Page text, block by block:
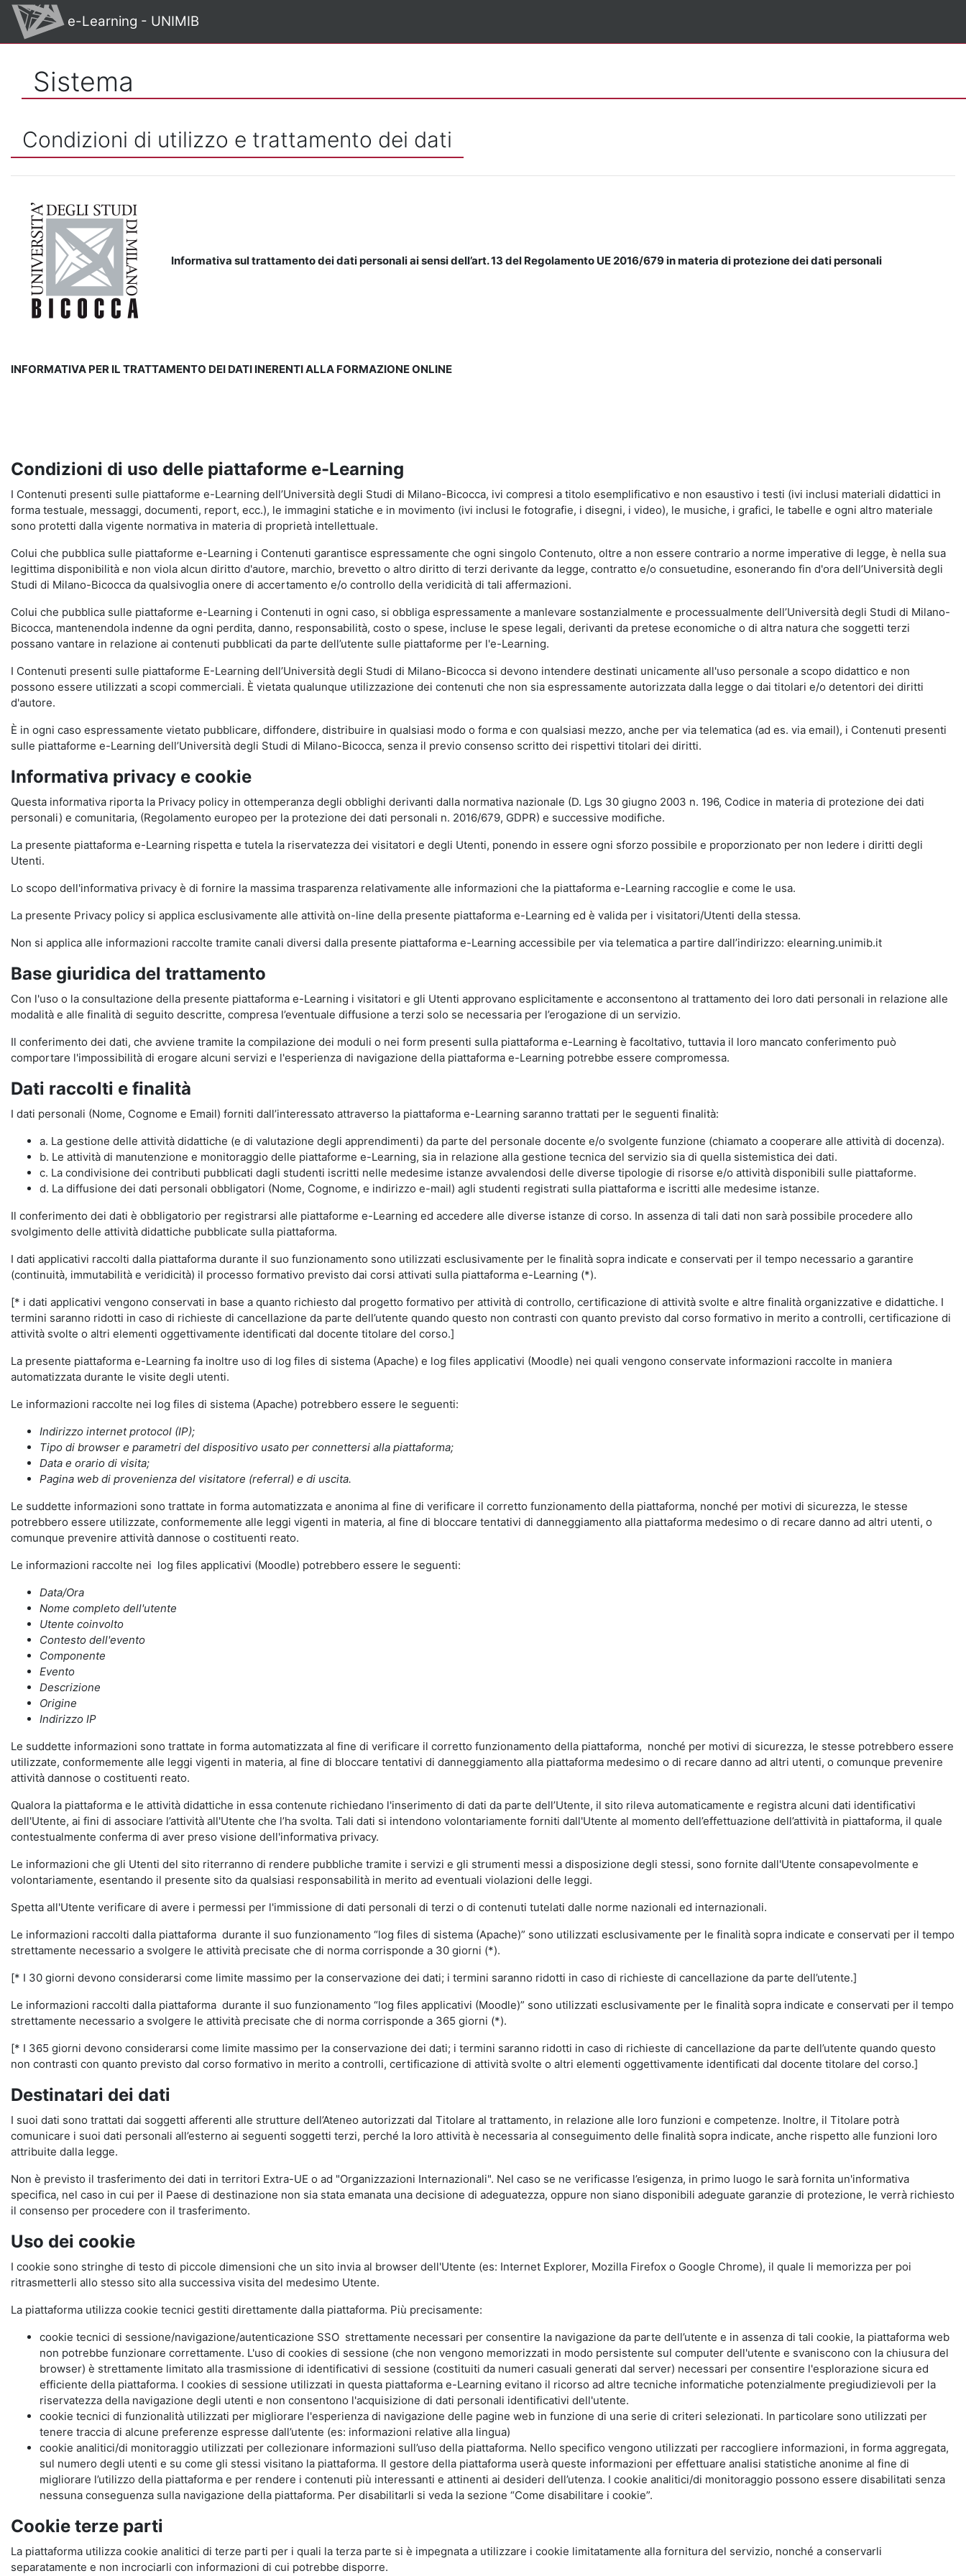
Vai al contenuto principale
e-Learning - UNIMIB
Sistema
Condizioni di utilizzo e trattamento dei dati
Informativa sul trattamento dei dati personali ai sensi dell’art. 13 del Regolamento UE 2016/679 in materia di protezione dei dati personali
INFORMATIVA PER IL TRATTAMENTO DEI DATI INERENTI ALLA FORMAZIONE ONLINE
Condizioni di uso delle piattaforme e-Learning
I Contenuti presenti sulle piattaforme e-Learning dell’Università degli Studi di Milano-Bicocca, ivi compresi a titolo esemplificativo e non esaustivo i testi (ivi inclusi materiali didattici in
forma testuale, messaggi, documenti, report, ecc.), le immagini statiche e in movimento (ivi inclusi le fotografie, i disegni, i video), le musiche, i grafici, le tabelle e ogni altro materiale
sono protetti dalla vigente normativa in materia di proprietà intellettuale.
Colui che pubblica sulle piattaforme e-Learning i Contenuti garantisce espressamente che ogni singolo Contenuto, oltre a non essere contrario a norme imperative di legge, è nella sua
legittima disponibilità e non viola alcun diritto d'autore, marchio, brevetto o altro diritto di terzi derivante da legge, contratto e/o consuetudine, esonerando fin d'ora dell’Università degli
Studi di Milano-Bicocca da qualsivoglia onere di accertamento e/o controllo della veridicità di tali affermazioni.
Colui che pubblica sulle piattaforme e-Learning i Contenuti in ogni caso, si obbliga espressamente a manlevare sostanzialmente e processualmente dell’Università degli Studi di Milano-
Bicocca, mantenendola indenne da ogni perdita, danno, responsabilità, costo o spese, incluse le spese legali, derivanti da pretese economiche o di altra natura che soggetti terzi
possano vantare in relazione ai contenuti pubblicati da parte dell’utente sulle piattaforme per l'e-Learning.
I Contenuti presenti sulle piattaforme E-Learning dell’Università degli Studi di Milano-Bicocca si devono intendere destinati unicamente all'uso personale a scopo didattico e non
possono essere utilizzati a scopi commerciali. È vietata qualunque utilizzazione dei contenuti che non sia espressamente autorizzata dalla legge o dai titolari e/o detentori dei diritti
d'autore.
È in ogni caso espressamente vietato pubblicare, diffondere, distribuire in qualsiasi modo o forma e con qualsiasi mezzo, anche per via telematica (ad es. via email), i Contenuti presenti
sulle piattaforme e-Learning dell’Università degli Studi di Milano-Bicocca, senza il previo consenso scritto dei rispettivi titolari dei diritti.
Informativa privacy e cookie
Questa informativa riporta la Privacy policy in ottemperanza degli obblighi derivanti dalla normativa nazionale (D. Lgs 30 giugno 2003 n. 196, Codice in materia di protezione dei dati
personali) e comunitaria, (Regolamento europeo per la protezione dei dati personali n. 2016/679, GDPR) e successive modifiche.
La presente piattaforma e-Learning rispetta e tutela la riservatezza dei visitatori e degli Utenti, ponendo in essere ogni sforzo possibile e proporzionato per non ledere i diritti degli
Utenti.
Lo scopo dell'informativa privacy è di fornire la massima trasparenza relativamente alle informazioni che la piattaforma e-Learning raccoglie e come le usa.
La presente Privacy policy si applica esclusivamente alle attività on-line della presente piattaforma e-Learning ed è valida per i visitatori/Utenti della stessa.
Non si applica alle informazioni raccolte tramite canali diversi dalla presente piattaforma e-Learning accessibile per via telematica a partire dall’indirizzo: elearning.unimib.it
Base giuridica del trattamento
Con l'uso o la consultazione della presente piattaforma e-Learning i visitatori e gli Utenti approvano esplicitamente e acconsentono al trattamento dei loro dati personali in relazione alle
modalità e alle finalità di seguito descritte, compresa l’eventuale diffusione a terzi solo se necessaria per l’erogazione di un servizio.
Il conferimento dei dati, che avviene tramite la compilazione dei moduli o nei form presenti sulla piattaforma e-Learning è facoltativo, tuttavia il loro mancato conferimento può
comportare l'impossibilità di erogare alcuni servizi e l'esperienza di navigazione della piattaforma e-Learning potrebbe essere compromessa.
Dati raccolti e finalità
I dati personali (Nome, Cognome e Email) forniti dall’interessato attraverso la piattaforma e-Learning saranno trattati per le seguenti finalità:
a. La gestione delle attività didattiche (e di valutazione degli apprendimenti) da parte del personale docente e/o svolgente funzione (chiamato a cooperare alle attività di docenza).
b. Le attività di manutenzione e monitoraggio delle piattaforme e-Learning, sia in relazione alla gestione tecnica del servizio sia di quella sistemistica dei dati.
c. La condivisione dei contributi pubblicati dagli studenti iscritti nelle medesime istanze avvalendosi delle diverse tipologie di risorse e/o attività disponibili sulle piattaforme.
d. La diffusione dei dati personali obbligatori (Nome, Cognome, e indirizzo e-mail) agli studenti registrati sulla piattaforma e iscritti alle medesime istanze.
Il conferimento dei dati è obbligatorio per registrarsi alle piattaforme e-Learning ed accedere alle diverse istanze di corso. In assenza di tali dati non sarà possibile procedere allo
svolgimento delle attività didattiche pubblicate sulla piattaforma.
I dati applicativi raccolti dalla piattaforma durante il suo funzionamento sono utilizzati esclusivamente per le finalità sopra indicate e conservati per il tempo necessario a garantire
(continuità, immutabilità e veridicità) il processo formativo previsto dai corsi attivati sulla piattaforma e-Learning (*).
[* i dati applicativi vengono conservati in base a quanto richiesto dal progetto formativo per attività di controllo, certificazione di attività svolte e altre finalità organizzative e didattiche. I
termini saranno ridotti in caso di richieste di cancellazione da parte dell’utente quando questo non contrasti con quanto previsto dal corso formativo in merito a controlli, certificazione di
attività svolte o altri elementi oggettivamente identificati dal docente titolare del corso.]
La presente piattaforma e-Learning fa inoltre uso di log files di sistema (Apache) e log files applicativi (Moodle) nei quali vengono conservate informazioni raccolte in maniera
automatizzata durante le visite degli utenti.
Le informazioni raccolte nei log files di sistema (Apache) potrebbero essere le seguenti:
Indirizzo internet protocol (IP);
Tipo di browser e parametri del dispositivo usato per connettersi alla piattaforma;
Data e orario di visita;
Pagina web di provenienza del visitatore (referral) e di uscita.
Le suddette informazioni sono trattate in forma automatizzata e anonima al fine di verificare il corretto funzionamento della piattaforma, nonché per motivi di sicurezza, le stesse
potrebbero essere utilizzate, conformemente alle leggi vigenti in materia, al fine di bloccare tentativi di danneggiamento alla piattaforma medesimo o di recare danno ad altri utenti, o
comunque prevenire attività dannose o costituenti reato.
Le informazioni raccolte nei log files applicativi (Moodle) potrebbero essere le seguenti:
Data/Ora
Nome completo dell'utente
Utente coinvolto
Contesto dell'evento
Componente
Evento
Descrizione
Origine
Indirizzo IP
Le suddette informazioni sono trattate in forma automatizzata al fine di verificare il corretto funzionamento della piattaforma, nonché per motivi di sicurezza, le stesse potrebbero essere
utilizzate, conformemente alle leggi vigenti in materia, al fine di bloccare tentativi di danneggiamento alla piattaforma medesimo o di recare danno ad altri utenti, o comunque prevenire
attività dannose o costituenti reato.
Qualora la piattaforma e le attività didattiche in essa contenute richiedano l'inserimento di dati da parte dell’Utente, il sito rileva automaticamente e registra alcuni dati identificativi
dell'Utente, ai fini di associare l’attività all'Utente che l’ha svolta. Tali dati si intendono volontariamente forniti dall'Utente al momento dell’effettuazione dell’attività in piattaforma, il quale
contestualmente conferma di aver preso visione dell'informativa privacy.
Le informazioni che gli Utenti del sito riterranno di rendere pubbliche tramite i servizi e gli strumenti messi a disposizione degli stessi, sono fornite dall'Utente consapevolmente e
volontariamente, esentando il presente sito da qualsiasi responsabilità in merito ad eventuali violazioni delle leggi.
Spetta all'Utente verificare di avere i permessi per l'immissione di dati personali di terzi o di contenuti tutelati dalle norme nazionali ed internazionali.
Le informazioni raccolti dalla piattaforma durante il suo funzionamento “log files di sistema (Apache)” sono utilizzati esclusivamente per le finalità sopra indicate e conservati per il tempo
strettamente necessario a svolgere le attività precisate che di norma corrisponde a 30 giorni (*).
[* I 30 giorni devono considerarsi come limite massimo per la conservazione dei dati; i termini saranno ridotti in caso di richieste di cancellazione da parte dell’utente.]
Le informazioni raccolti dalla piattaforma durante il suo funzionamento “log files applicativi (Moodle)” sono utilizzati esclusivamente per le finalità sopra indicate e conservati per il tempo
strettamente necessario a svolgere le attività precisate che di norma corrisponde a 365 giorni (*).
[* I 365 giorni devono considerarsi come limite massimo per la conservazione dei dati; i termini saranno ridotti in caso di richieste di cancellazione da parte dell’utente quando questo
non contrasti con quanto previsto dal corso formativo in merito a controlli, certificazione di attività svolte o altri elementi oggettivamente identificati dal docente titolare del corso.]
Destinatari dei dati
I suoi dati sono trattati dai soggetti afferenti alle strutture dell’Ateneo autorizzati dal Titolare al trattamento, in relazione alle loro funzioni e competenze. Inoltre, il Titolare potrà
comunicare i suoi dati personali all’esterno ai seguenti soggetti terzi, perché la loro attività è necessaria al conseguimento delle finalità sopra indicate, anche rispetto alle funzioni loro
attribuite dalla legge.
Non è previsto il trasferimento dei dati in territori Extra-UE o ad "Organizzazioni Internazionali". Nel caso se ne verificasse l’esigenza, in primo luogo le sarà fornita un'informativa
specifica, nel caso in cui per il Paese di destinazione non sia stata emanata una decisione di adeguatezza, oppure non siano disponibili adeguate garanzie di protezione, le verrà richiesto
il consenso per procedere con il trasferimento.
Uso dei cookie
I cookie sono stringhe di testo di piccole dimensioni che un sito invia al browser dell'Utente (es: Internet Explorer, Mozilla Firefox o Google Chrome), il quale li memorizza per poi
ritrasmetterli allo stesso sito alla successiva visita del medesimo Utente.
La piattaforma utilizza cookie tecnici gestiti direttamente dalla piattaforma. Più precisamente:
cookie tecnici di sessione/navigazione/autenticazione SSO strettamente necessari per consentire la navigazione da parte dell’utente e in assenza di tali cookie, la piattaforma web
non potrebbe funzionare correttamente. L'uso di cookies di sessione (che non vengono memorizzati in modo persistente sul computer dell'utente e svaniscono con la chiusura del
browser) è strettamente limitato alla trasmissione di identificativi di sessione (costituiti da numeri casuali generati dal server) necessari per consentire l'esplorazione sicura ed
efficiente della piattaforma. I cookies di sessione utilizzati in questa piattaforma e-Learning evitano il ricorso ad altre tecniche informatiche potenzialmente pregiudizievoli per la
riservatezza della navigazione degli utenti e non consentono l'acquisizione di dati personali identificativi dell'utente.
cookie tecnici di funzionalità utilizzati per migliorare l'esperienza di navigazione delle pagine web in funzione di una serie di criteri selezionati. In particolare sono utilizzati per
tenere traccia di alcune preferenze espresse dall’utente (es: informazioni relative alla lingua)
cookie analitici/di monitoraggio utilizzati per collezionare informazioni sull’uso della piattaforma. Nello specifico vengono utilizzati per raccogliere informazioni, in forma aggregata,
sul numero degli utenti e su come gli stessi visitano la piattaforma. Il gestore della piattaforma userà queste informazioni per effettuare analisi statistiche anonime al fine di
migliorare l’utilizzo della piattaforma e per rendere i contenuti più interessanti e attinenti ai desideri dell’utenza. I cookie analitici/di monitoraggio possono essere disabilitati senza
nessuna conseguenza sulla navigazione della piattaforma. Per disabilitarli si veda la sezione “Come disabilitare i cookie”.
Cookie terze parti
La piattaforma utilizza cookie analitici di terze parti per i quali la terza parte si è impegnata a utilizzare i cookie limitatamente alla fornitura del servizio, nonché a conservarli
separatamente e non incrociarli con informazioni di cui potrebbe disporre.